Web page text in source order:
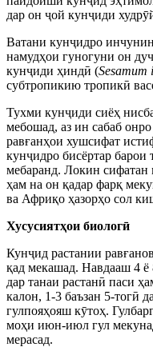
дар он ҷой кунҷиди
Ватани кунҷидро
намудҳои гуногуни он
кунҷиди ҳиндӣ (Sesamum
субтропикию тропикӣ
Тухми кунҷиди сиёҳ
мебошад, аз ин сабаб
равғанҳои хушсифат
кунҷидро бисёртар барои
мебаранд. Локин сифатан
ҳам на он қадар фарқ
ва Африқо ҳазорҳо сол
Хусусиятҳои биологӣ
Кунҷид растании
қад мекашад. Навдааш 4 ё
дар танаи растанӣ паси
калон, 1-3 баъзан 5-тогӣ
гулпояҳояш кӯтоҳ.
моҳи июн-июл гул
мерасад.